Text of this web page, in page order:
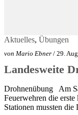
Aktuelles, Übungen
von Mario Ebner / 29.
Landesweite
Drohnenübung Am
Feuerwehren die
Stationen mussten die